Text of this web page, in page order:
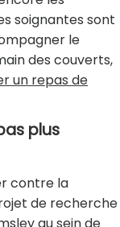
soignantes sont
le
des couverts,
un repas de
plus
contre la
de recherche